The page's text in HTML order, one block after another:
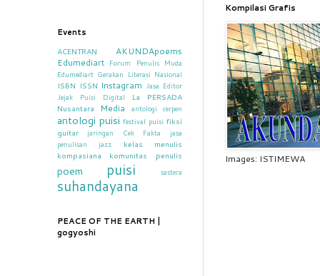
Kompilasi Grafis
Images: ISTIMEWA
Events
ACENTRAN
AKUNDApoems
Edumediart Forum Penulis Muda
Edumediart Gerakan Literasi Nasional
ISBN ISSN Instagram Jasa Editor
Jejak Puisi Digital
La PERSADA
Nusantara
Media antologi cerpen
antologi puisi festival puisi fiksi
guitar
jaringan Cek Fakta
jasa
penulisan
jazz
kelas menulis
kompasiana
komunitas penulis
poem puisi sastera
suhandayana
PEACE OF THE EARTH |
gogyoshi